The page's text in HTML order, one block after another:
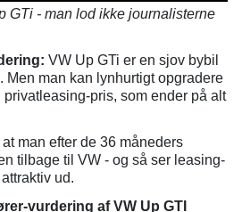
GTi - man lod ikke journalisterne
VW Up GTi er en sjov bybil
Men man kan lynhurtigt opgradere
privatleasing-pris, som ender på alt
man efter de 36 måneders
tilbage til VW - og så ser leasing-
ud.
vurdering af VW Up GTI